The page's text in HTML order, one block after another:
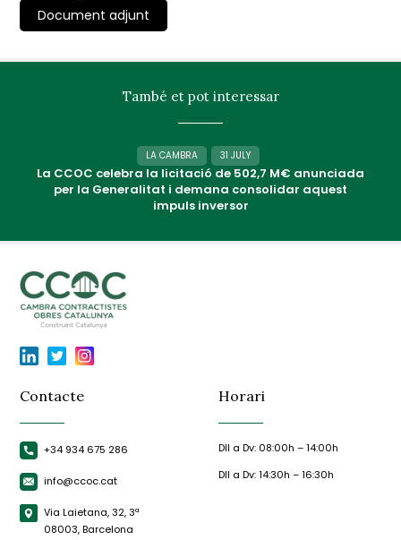
Document adjunt
També et pot interessar
LA CAMBRA 31 JULY
La CCOC celebra la licitació de 502,7 M€ anunciada
per la Generalitat i demana consolidar aquest
impuls inversor
Contacte
+34 934 675 286
info@ccoc.cat
Via Laietana, 32, 3ª
08003, Barcelona
Horari
Dll a Dv: 08:00h – 14:00h
Dll a Dv: 14:30h – 16:30h